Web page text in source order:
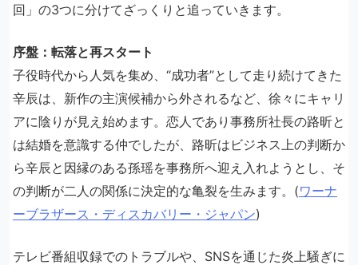
回」の3つに分けてざっくりと追っていきます。
序盤：転落と再スタート
子役時代から人気を集め、“成功者”として走り続けてきた
辛辰は、新作の主演候補から外されるなど、徐々にキャリ
アに陰りが見え始めます。恋人であり事務所社長の路昕と
は結婚を意識する仲でしたが、路昕はビジネス上の判断か
ら辛辰と因縁のある孫瑶を事務所へ迎え入れようとし、そ
の判断が二人の関係に決定的な亀裂を生みます。(ワーナ
ーブラザース・ディスカバリー・ジャパン)
テレビ番組収録でのトラブルや、SNSを通じた炎上騒ぎに